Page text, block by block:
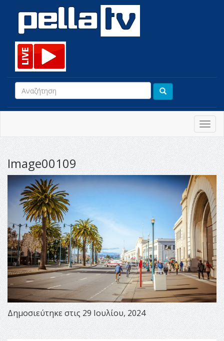
Image00109
Δημοσιεύτηκε στις 29 Ιουλίου, 2024